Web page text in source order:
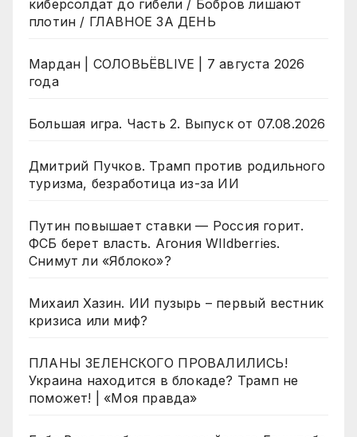
киберсолдат до гибели / Бобров лишают
плотин / ГЛАВНОЕ ЗА ДЕНЬ
Мардан | СОЛОВЬЁВLIVE | 7 августа 2026
года
Большая игра. Часть 2. Выпуск от 07.08.2026
Дмитрий Пучков. Трамп против родильного
туризма, безработица из-за ИИ
Путин повышает ставки — Россия горит.
ФСБ берет власть. Агония WIldberries.
Снимут ли «Яблоко»?
Михаил Хазин. ИИ пузырь – первый вестник
кризиса или миф?
ПЛАНЫ ЗЕЛЕНСКОГО ПРОВАЛИЛИСЬ!
Украина находится в блокаде? Трамп не
поможет! | «Моя правда»